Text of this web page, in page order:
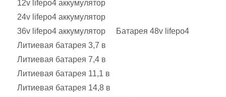
12v lifepo4 аккумулятор
24v lifepo4 аккумулятор
36v lifepo4 аккумулятор
Батарея 48v lifepo4
Литиевая батарея 3,7 в
Литиевая батарея 7,4 в
Литиевая батарея 11,1 в
Литиевая батарея 14,8 в